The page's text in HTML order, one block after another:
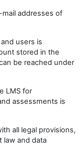
addresses of
users is
stored in the
be reached under
LMS for
assessments is
all legal provisions,
law and data